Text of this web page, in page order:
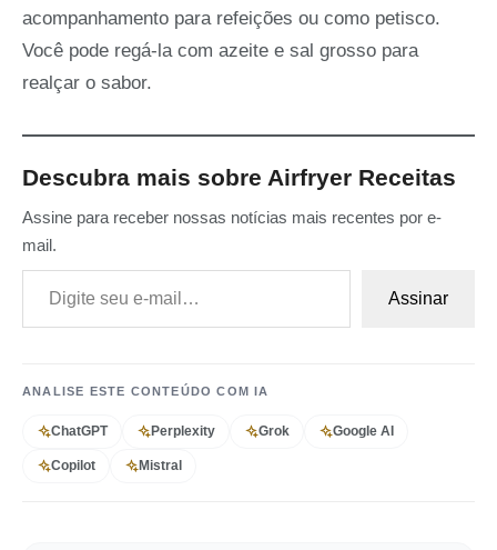
acompanhamento para refeições ou como petisco.
Você pode regá-la com azeite e sal grosso para
realçar o sabor.
Descubra mais sobre Airfryer Receitas
Assine para receber nossas notícias mais recentes por e-
mail.
Digite seu e-mail…
Assinar
ANALISE ESTE CONTEÚDO COM IA
ChatGPT Perplexity Grok Google AI
Copilot Mistral